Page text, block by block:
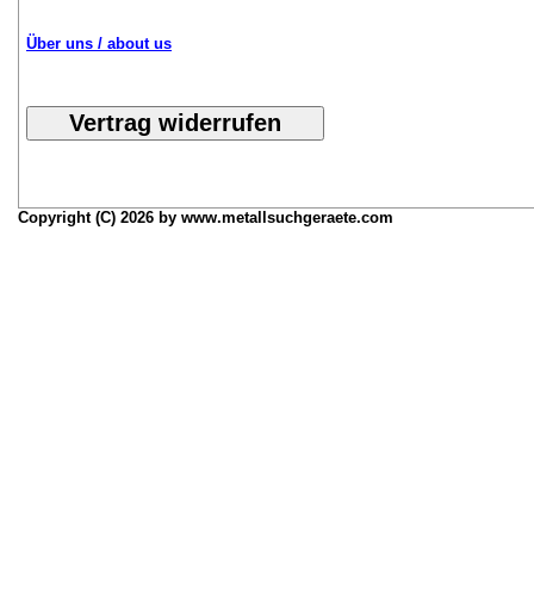
Über uns / about us
Copyright (C) 2026 by www.metallsuchgeraete.com